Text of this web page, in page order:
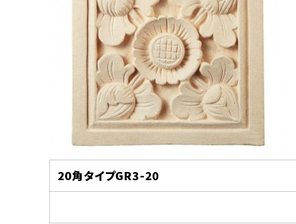
20角タイプGR3-20